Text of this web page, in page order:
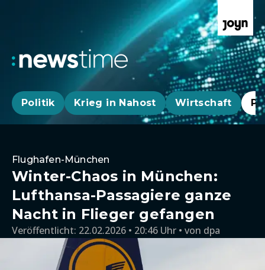
Politik Krieg in Nahost Wirtschaft
Flughafen-München
Winter-Chaos in München:
Lufthansa-Passagiere ganze
Nacht in Flieger gefangen
Veröffentlicht: 22.02.2026 • 20:46 Uhr von dpa